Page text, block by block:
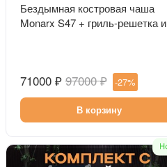
Бездымная костровая чаша
Monarx S47 + гриль-решетка и
71000 ₽ 97000 ₽ -27%
В корзину